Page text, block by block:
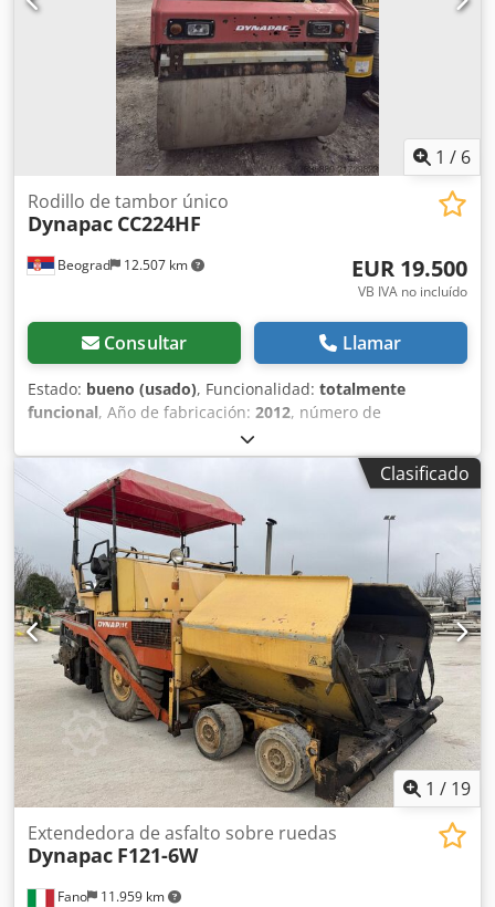
Kortum: WhatsApp ?Todos los datos son sin garantía ni
responsabilidad, y están sujetos a errores y ventas
intermedias.?
1 / 6
Beograd 12.507 km
Rodillo de tambor único
Dynapac CC224HF
EUR 19.500
VB IVA no incluído
Consultar Llamar
Estado: bueno (usado), Funcionalidad: totalmente
funcional, Año de fabricación: 2012, número de
10000311P0A008025
Crodpfjy Dfu Uex Afdof
Clasificado
1 / 19
Fano 11.959 km
Extendedora de asfalto sobre ruedas
Dynapac F121-6W